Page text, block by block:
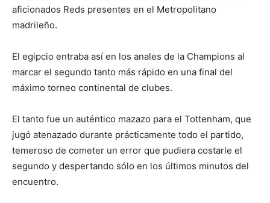
aficionados Reds presentes en el Metropolitano
madrileño.
El egipcio entraba así en los anales de la Champions al
marcar el segundo tanto más rápido en una final del
máximo torneo continental de clubes.
El tanto fue un auténtico mazazo para el Tottenham, que
jugó atenazado durante prácticamente todo el partido,
temeroso de cometer un error que pudiera costarle el
segundo y despertando sólo en los últimos minutos del
encuentro.